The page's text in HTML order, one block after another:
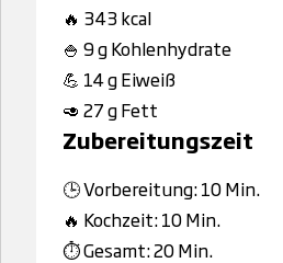
🔥 343 kcal
🍚 9 g Kohlenhydrate
💪 14 g Eiweiß
🥑 27 g Fett
Zubereitungszeit
🕒 Vorbereitung: 10 Min.
🔥 Kochzeit: 10 Min.
⏱️ Gesamt: 20 Min.